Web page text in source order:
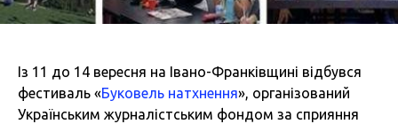
Із 11 до 14 вересня на Івано-Франківщині відбувся
фестиваль «Буковель натхнення», організований
Українським журналістським фондом за сприяння